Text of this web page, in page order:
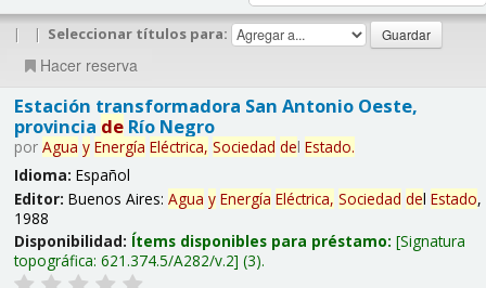
| | Seleccionar títulos para:
Hacer reserva
Estación transformadora San Antonio Oeste,
provincia deRío Negro
por Agua y Energía Eléctrica, Sociedad del Estado.
Idioma: Español
Editor: Buenos Aires: Agua y Energía Eléctrica, Sociedad del Estado,
1988
Disponibilidad: Ítems disponibles para préstamo: Signatura
topográfica: 621.374.5/A282/v.2 (3).